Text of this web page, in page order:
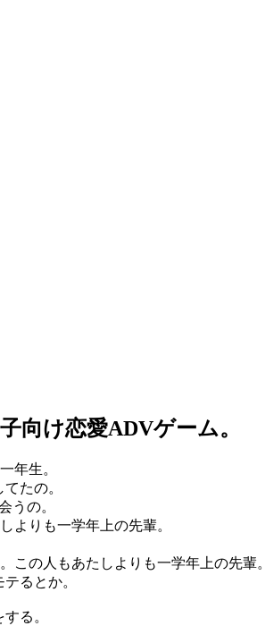
向け恋愛ADVゲーム。
年生。
たの。
うの。
よりも一学年上の先輩。
この人もあたしよりも一学年上の先輩。
るとか。
る。